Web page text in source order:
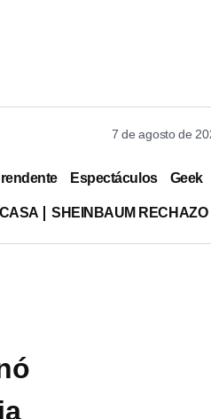
7 de agosto de
Espectáculos Geek
SHEINBAUM